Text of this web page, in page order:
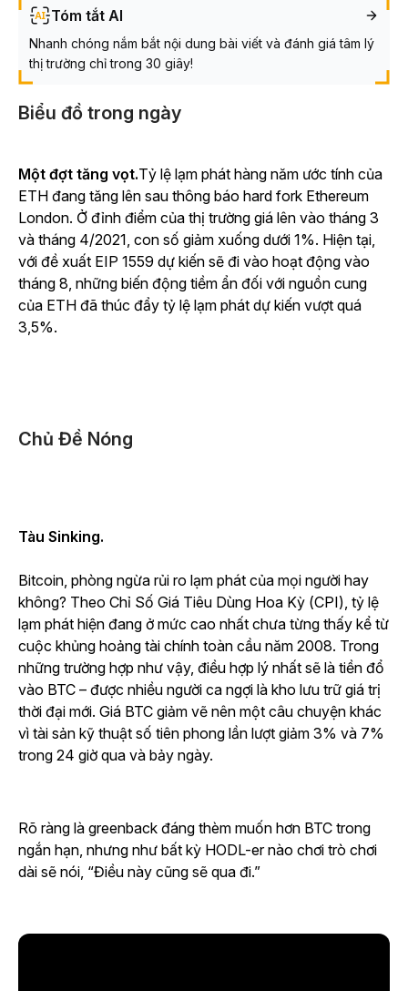
Tóm tắt AI
Nhanh chóng nắm bắt nội dung bài viết và đánh giá tâm lý
thị trường chỉ trong 30 giây!
Biểu đồ trong ngày
Một đợt tăng vọt.Tỷ lệ lạm phát hàng năm ước tính của
ETH đang tăng lên sau thông báo hard fork Ethereum
London. Ở đỉnh điểm của thị trường giá lên vào tháng 3
và tháng 4/2021, con số giảm xuống dưới 1%. Hiện tại,
với đề xuất EIP 1559 dự kiến sẽ đi vào hoạt động vào
tháng 8, những biến động tiềm ẩn đối với nguồn cung
của ETH đã thúc đẩy tỷ lệ lạm phát dự kiến vượt quá
3,5%.
Chủ Đề Nóng
Tàu Sinking.
Bitcoin, phòng ngừa rủi ro lạm phát của mọi người hay
không? Theo Chỉ Số Giá Tiêu Dùng Hoa Kỳ (CPI), tỷ lệ
lạm phát hiện đang ở mức cao nhất chưa từng thấy kể từ
cuộc khủng hoảng tài chính toàn cầu năm 2008. Trong
những trường hợp như vậy, điều hợp lý nhất sẽ là tiền đổ
vào BTC – được nhiều người ca ngợi là kho lưu trữ giá trị
thời đại mới. Giá BTC giảm vẽ nên một câu chuyện khác
vì tài sản kỹ thuật số tiên phong lần lượt giảm 3% và 7%
trong 24 giờ qua và bảy ngày.
Rõ ràng là greenback đáng thèm muốn hơn BTC trong
ngắn hạn, nhưng như bất kỳ HODL-er nào chơi trò chơi
dài sẽ nói, “Điều này cũng sẽ qua đi.”